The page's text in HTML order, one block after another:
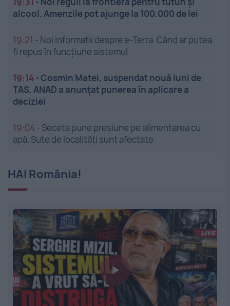
alcool. Amenzile pot ajunge la 100.000 de lei
19:21 - Noi informații despre e-Terra. Când ar putea
fi repus în funcțiune sistemul
19:14-Cosmin Matei, suspendat nouă luni de
TAS. ANAD a anunțat punerea în aplicare a
deciziei
19:04 - Seceta pune presiune pe alimentarea cu
apă. Sute de localități sunt afectate
HAI România!